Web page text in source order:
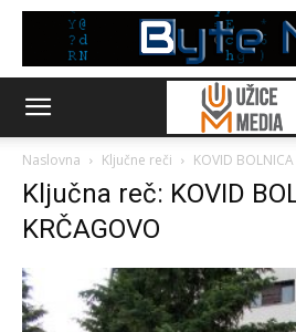
Naslovna Ključne reči KOVID
Ključna reč: KOVID
KRČAGOVO